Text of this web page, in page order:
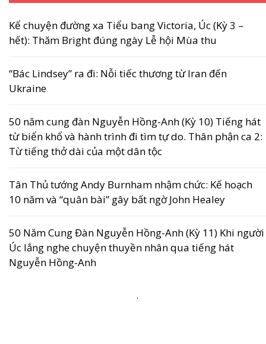
Kể chuyện đường xa Tiểu bang Victoria, Úc (Kỳ 3 –
hết): Thăm Bright đúng ngày Lễ hội Mùa thu
“Bác Lindsey” ra đi: Nỗi tiếc thương từ Iran đến
Ukraine
50 năm cung đàn Nguyễn Hồng-Anh (Kỳ 10) Tiếng hát
từ biển khổ và hành trình đi tìm tự do. Thân phận ca 2:
Từ tiếng thở dài của một dân tộc
Tân Thủ tướng Andy Burnham nhậm chức: Kế hoạch
10 năm và “quân bài” gây bất ngờ John Healey
50 Năm Cung Đàn Nguyễn Hồng-Anh (Kỳ 11) Khi người
Úc lắng nghe chuyện thuyền nhân qua tiếng hát
Nguyễn Hồng-Anh
.